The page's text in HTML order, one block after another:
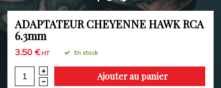
ADAPTATEUR CHEYENNE HAWK RCA
6.3mm
3.50 €HT En stock
Ajouter au panier